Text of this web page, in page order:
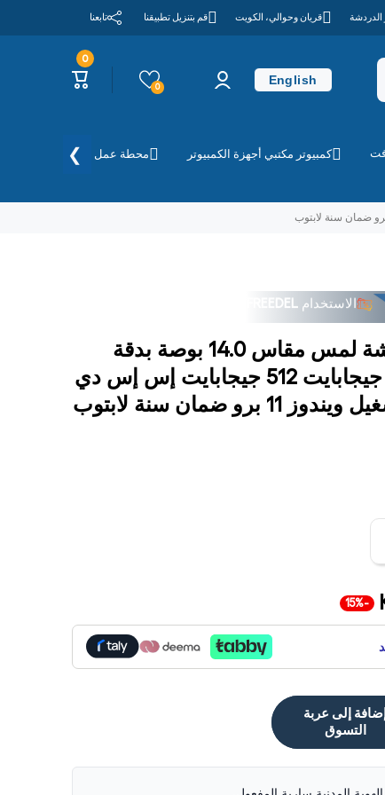
الدردشة قريان وحوالي، الكويت قم بتنزيل تطبيقنا تابعنا
English
تسجيل
الدخول
0
عربة
التسوق
0 0
عناصر
كمبيوتر مكتبي أجهزة الكمبيوتر محطة عمل ❯
الاستخدام FREEDEL
من المتجر فوق
ديل لاتيتيود 2-in-1 - شاشة لمس مقاس 14.0 بوصة بدقة
FHD+ / ألترا 165U / 16 جيجابايت 512 جيجابايت إس إس دي
-15%
إضافة إلى عربة
التسوق